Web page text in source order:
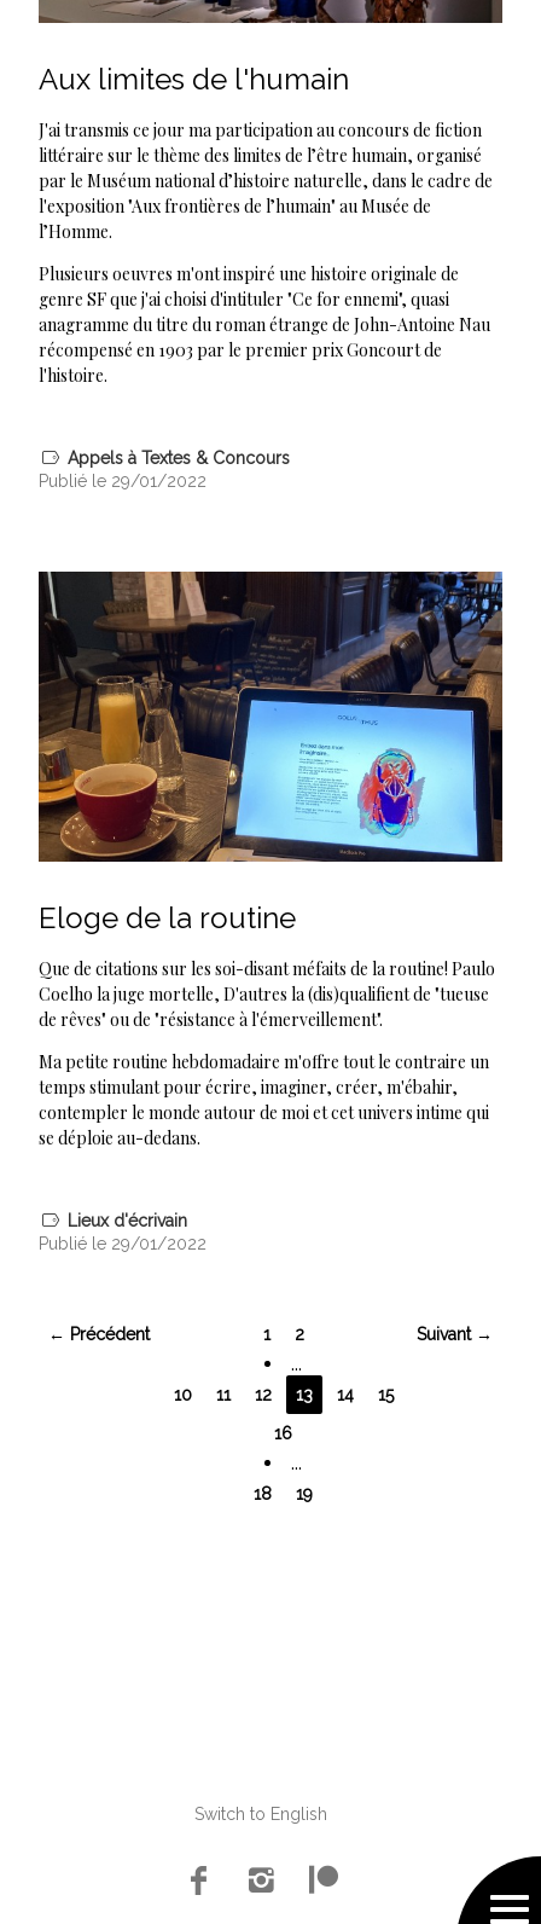
Aux limites de l'humain
J'ai transmis ce jour ma participation au concours de fiction
littéraire sur le thème des limites de l’être humain, organisé
par le Muséum national d’histoire naturelle, dans le cadre de
l'exposition "Aux frontières de l’humain" au Musée de
l’Homme.
Plusieurs oeuvres m'ont inspiré une histoire originale de
genre SF que j'ai choisi d'intituler "Ce for ennemi", quasi
anagramme du titre du roman étrange de John-Antoine Nau
récompensé en 1903 par le premier prix Goncourt de
l'histoire.
Appels à Textes & Concours
Publié le 29/01/2022
Eloge de la routine
Que de citations sur les soi-disant méfaits de la routine! Paulo
Coelho la juge mortelle, D'autres la (dis)qualifient de "tueuse
de rêves" ou de "résistance à l'émerveillement".
Ma petite routine hebdomadaire m'offre tout le contraire un
temps stimulant pour écrire, imaginer, créer, m'ébahir,
contempler le monde autour de moi et cet univers intime qui
se déploie au-dedans.
Lieux d'écrivain
Publié le 29/01/2022
← Précédent Suivant →
1 2
...
10 11 12 13 14
15
16
...
18 19
Switch to English